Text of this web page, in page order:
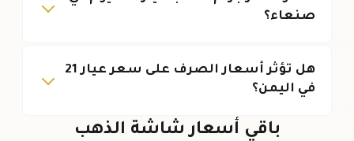
صنعاء؟
هل تؤثر أسعار الصرف على سعر عيار 21
في اليمن؟
باقي أسعار شاشة الذهب